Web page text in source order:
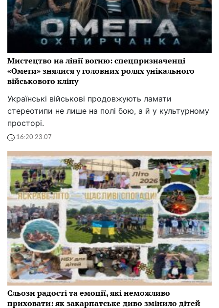
Мистецтво на лінії вогню: спецпризначенці
«Омеги» знялися у головних ролях унікального
військового кліпу
Українські військові продовжують ламати
стереотипи не лише на полі бою, а й у культурному
просторі.
16:20 23.07
Сльози радості та емоції, які неможливо
приховати: як закарпатське диво змінило дітей